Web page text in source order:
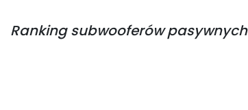
Rankingsubwooferów pasywnych